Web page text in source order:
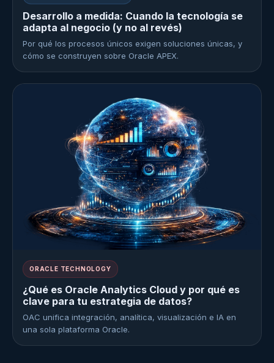
Desarrollo a medida: Cuando la tecnología se
adapta al negocio (y no al revés)
Por qué los procesos únicos exigen soluciones únicas, y
cómo se construyen sobre Oracle APEX.
ORACLE TECHNOLOGY
¿Qué es Oracle Analytics Cloud y por qué es
clave para tu estrategia de datos?
OAC unifica integración, analítica, visualización e IA en
una sola plataforma Oracle.